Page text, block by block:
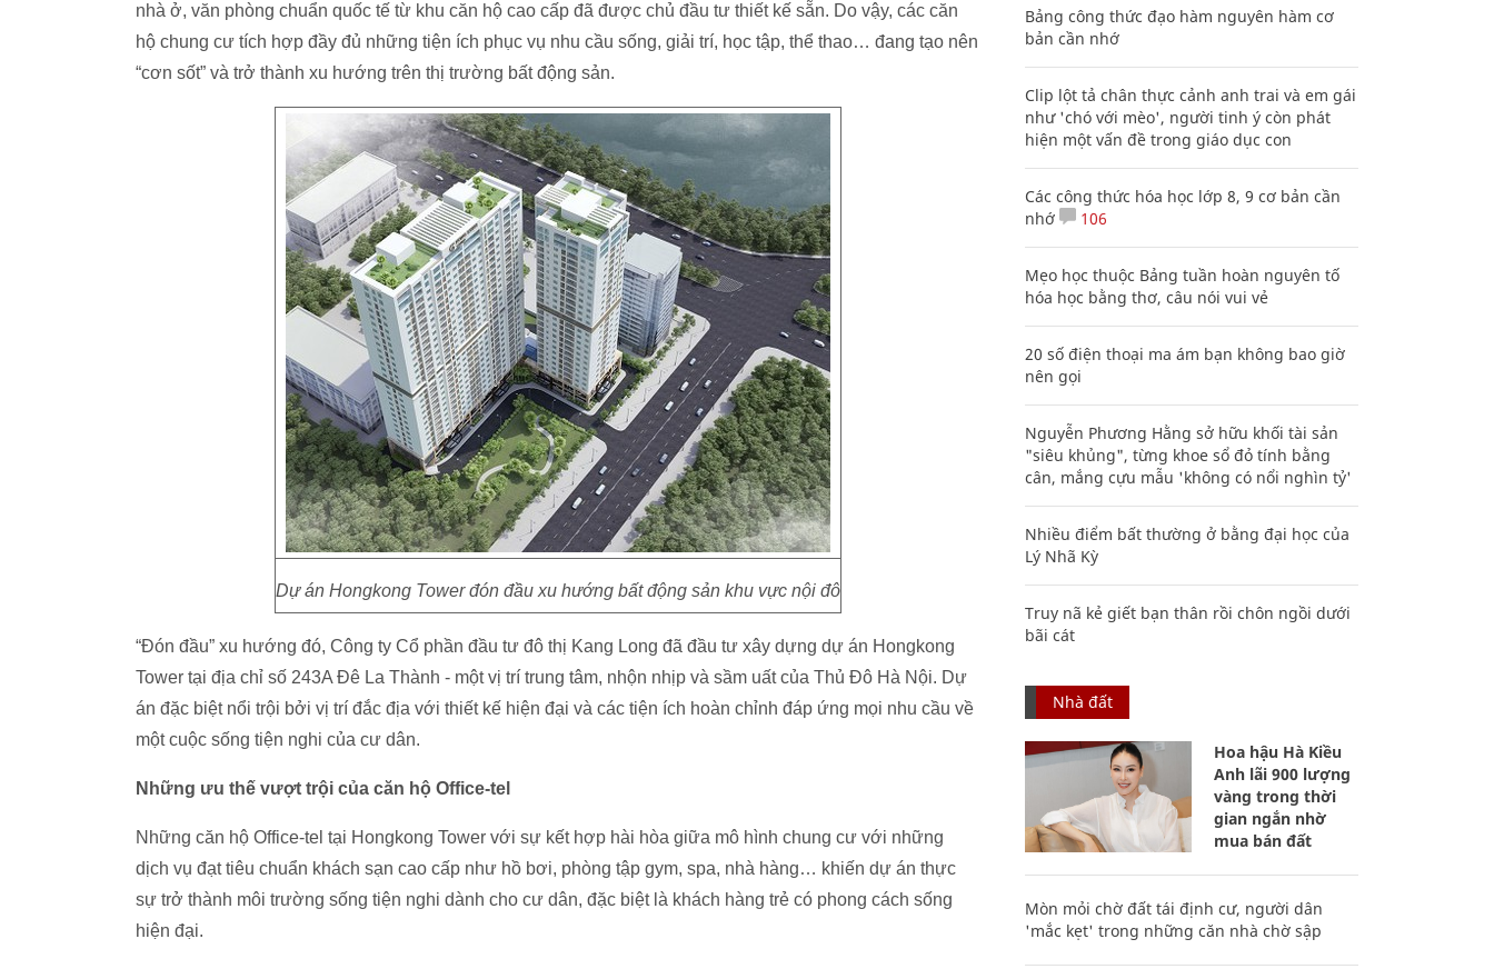
nhà ở, văn phòng chuẩn quốc tế từ khu căn hộ cao cấp đã được chủ đầu tư thiết kế sẵn. Do vậy, các căn
hộ chung cư tích hợp đầy đủ những tiện ích phục vụ nhu cầu sống, giải trí, học tập, thể thao… đang tạo nên
“cơn sốt” và trở thành xu hướng trên thị trường bất động sản.
Dự án Hongkong Tower đón đầu xu hướng bất động sản khu vực nội đô
“Đón đầu” xu hướng đó, Công ty Cổ phần đầu tư đô thị Kang Long đã đầu tư xây dựng dự án Hongkong
Tower tại địa chỉ số 243A Đê La Thành - một vị trí trung tâm, nhộn nhịp và sầm uất của Thủ Đô Hà Nội. Dự
án đặc biệt nổi trội bởi vị trí đắc địa với thiết kế hiện đại và các tiện ích hoàn chỉnh đáp ứng mọi nhu cầu về
một cuộc sống tiện nghi của cư dân.
Những ưu thế vượt trội của căn hộ Office-tel
Những căn hộ Office-tel tại Hongkong Tower với sự kết hợp hài hòa giữa mô hình chung cư với những
dịch vụ đạt tiêu chuẩn khách sạn cao cấp như hồ bơi, phòng tập gym, spa, nhà hàng… khiến dự án thực
sự trở thành môi trường sống tiện nghi dành cho cư dân, đặc biệt là khách hàng trẻ có phong cách sống
hiện đại.
Bảng công thức đạo hàm nguyên hàm cơ
bản cần nhớ
Clip lột tả chân thực cảnh anh trai và em gái
như 'chó với mèo', người tinh ý còn phát
hiện một vấn đề trong giáo dục con
Các công thức hóa học lớp 8, 9 cơ bản cần
nhớ
106
Mẹo học thuộc Bảng tuần hoàn nguyên tố
hóa học bằng thơ, câu nói vui vẻ
20 số điện thoại ma ám bạn không bao giờ
nên gọi
Nguyễn Phương Hằng sở hữu khối tài sản
"siêu khủng", từng khoe sổ đỏ tính bằng
cân, mắng cựu mẫu 'không có nổi nghìn tỷ'
Nhiều điểm bất thường ở bằng đại học của
Lý Nhã Kỳ
Truy nã kẻ giết bạn thân rồi chôn ngồi dưới
bãi cát
Nhà đất
Hoa hậu Hà Kiều
Anh lãi 900 lượng
vàng trong thời
gian ngắn nhờ
mua bán đất
Mòn mỏi chờ đất tái định cư, người dân
'mắc kẹt' trong những căn nhà chờ sập